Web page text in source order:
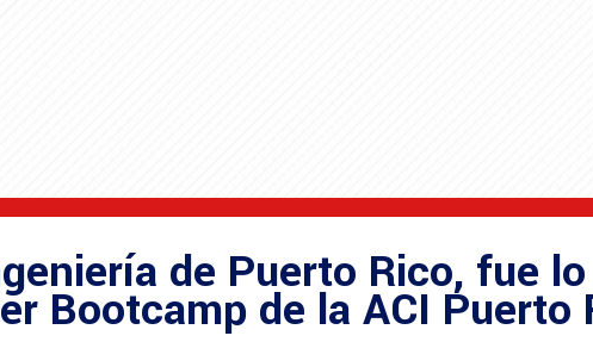
de Puerto Rico, fue
Bootcamp de la ACI Puerto